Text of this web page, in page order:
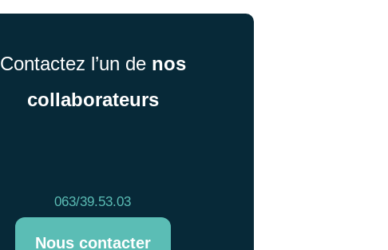
Contactez l’un de nos
collaborateurs
063/39.53.03
Nous contacter